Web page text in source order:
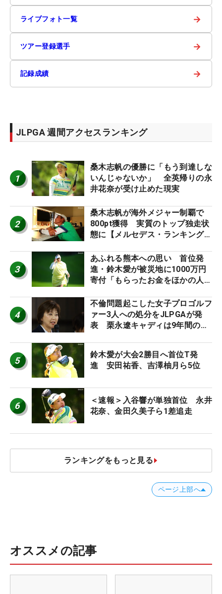
ライブフォト一覧 →
ツアー登録選手 →
記録成績 →
JLPGA 週間アクセスランキング
1
桑木志帆の優勝に「もう到達しな
いんじゃないか」 全英帰りの永
井花奈が受け止めた現実
2
桑木志帆が海外メジャー制覇で
800pt獲得 実質のトップ独走状
態に【メルセデス・ランキング番
3
あふれる熊本への思い 首位発
進・鈴木愛が被災地に1000万円
寄付「もらったお金をほかの人
4
不倫問題起こした女子プロゴルフ
ァー3人への処分をJLPGAが発
表 栗永遼キャディは9年間の立
5
鈴木愛が大会2勝目へ首位T発
進 安田祐香、吉澤柚月ら5位
6
＜速報＞入谷響が単独首位 永井
花奈、金田久美子ら1差追走
ランキングをもっと見る
ページ上部へ
オススメの記事